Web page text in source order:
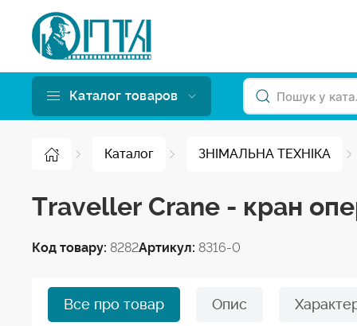
Каталог товаров
Каталог ЗНІМАЛЬНА ТЕХНІКА
Traveller Crane - кран
Код товару: 8282Артикул: 8316-0
Все про товар Опис